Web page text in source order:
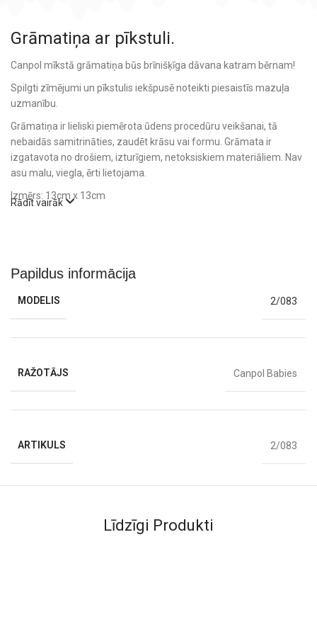
Grāmatiņa ar pīkstuli.
Canpol mīkstā grāmatiņa būs brīnišķīga dāvana katram bērnam!
Spilgti zīmējumi un pīkstulis iekšpusē noteikti piesaistīs mazuļa
uzmanību.
Grāmatiņa ir lieliski piemērota ūdens procedūru veikšanai, tā
nebaidās samitrināties, zaudēt krāsu vai formu. Grāmata ir
izgatavota no drošiem, izturīgiem, netoksiskiem materiāliem. Nav
asu malu, viegla, ērti lietojama.
Izmērs: 13cm x 13cm
Rādīt vairāk
Papildus informācija
MODELIS 2/083
RAŽOTĀJS Canpol Babies
ARTIKULS 2/083
Līdzīgi Produkti